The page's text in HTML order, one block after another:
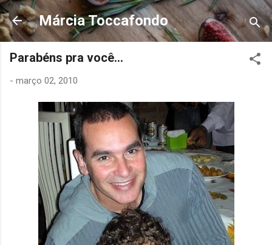
Pular para o conteúdo principal
Márcia Toccafondo
Parabéns pra você...
- março 02, 2010